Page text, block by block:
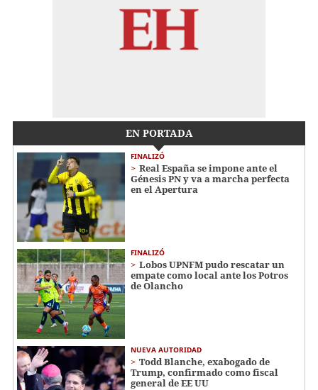
EN PORTADA
FINALIZÓ
Real España se impone ante el
Génesis PN y va a marcha perfecta
en el Apertura
FINALIZÓ
Lobos UPNFM pudo rescatar un
empate como local ante los Potros
de Olancho
NUEVA AUTORIDAD
Todd Blanche, exabogado de
Trump, confirmado como fiscal
general de EE UU